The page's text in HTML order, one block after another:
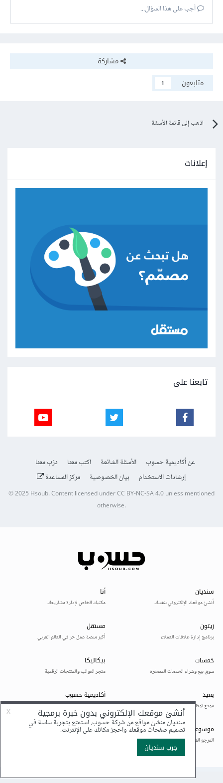
أجب على هذا السؤال...
مشاركة
متابعون
1
اذهب إلى قائمة الأسئلة
إعلانات
تابعنا على
عن أكاديمية حسوب الأسئلة الشائعة اكتب معنا
درّب معنا
إرشادات الاستخدام
بيان الخصوصية مركز المساعدة
© 2025Hsoub.Content licensed underCC BY-NC-SA 4.0unless mentioned
otherwise.